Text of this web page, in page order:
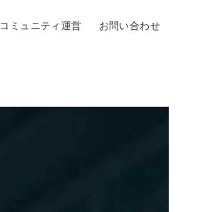
コミュニティ運営 お問い合わせ